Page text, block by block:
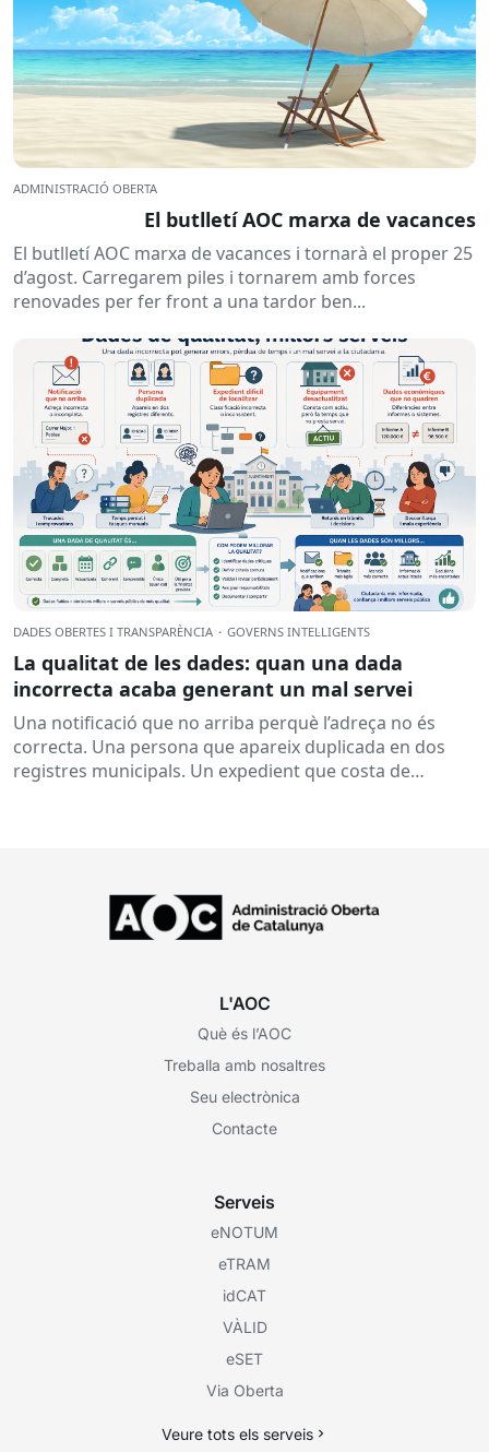
ADMINISTRACIÓ OBERTA
El butlletí AOC marxa de vacances
El butlletí AOC marxa de vacances i tornarà el proper 25
d’agost. Carregarem piles i tornarem amb forces
renovades per fer front a una tardor ben...
DADES OBERTES I TRANSPARÈNCIA · GOVERNS INTEL·LIGENTS
La qualitat de les dades: quan una dada
incorrecta acaba generant un mal servei
Una notificació que no arriba perquè l’adreça no és
correcta. Una persona que apareix duplicada en dos
registres municipals. Un expedient que costa de
L'AOC
Què és l’AOC
Treballa amb nosaltres
Seu electrònica
Contacte
Serveis
eNOTUM
eTRAM
idCAT
VÀLID
eSET
Via Oberta
Veure tots els serveis